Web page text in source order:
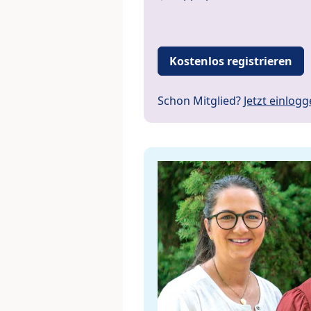
Kostenlos registrieren
Schon Mitglied? Jetzt